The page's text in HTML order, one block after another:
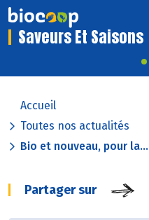
Saveurs Et Saisons
Accueil
Toutes nos actualités
Bio et nouveau, pour la...
Partager sur